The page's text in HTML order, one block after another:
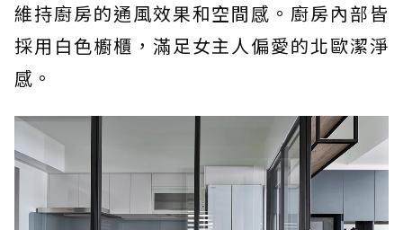
維持廚房的通風效果和空間感。廚房內部皆
採用白色櫥櫃，滿足女主人偏愛的北歐潔淨
感。